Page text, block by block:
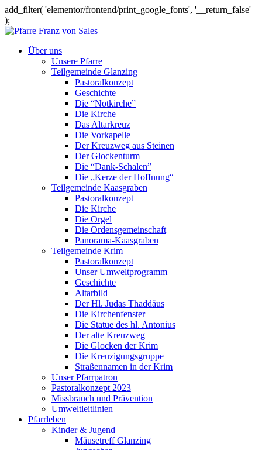
add_filter( 'elementor/frontend/print_google_fonts', '__return_false'
);
Über uns
Unsere Pfarre
Teilgemeinde Glanzing
Pastoralkonzept
Geschichte
Die “Notkirche”
Die Kirche
Das Altarkreuz
Die Vorkapelle
Der Kreuzweg aus Steinen
Der Glockenturm
Die “Dank-Schalen”
Die „Kerze der Hoffnung“
Teilgemeinde Kaasgraben
Pastoralkonzept
Die Kirche
Die Orgel
Die Ordensgemeinschaft
Panorama-Kaasgraben
Teilgemeinde Krim
Pastoralkonzept
Unser Umweltprogramm
Geschichte
Altarbild
Der Hl. Judas Thaddäus
Die Kirchenfenster
Die Statue des hl. Antonius
Der alte Kreuzweg
Die Glocken der Krim
Die Kreuzigungsgruppe
Straßennamen in der Krim
Unser Pfarrpatron
Pastoralkonzept 2023
Missbrauch und Prävention
Umweltleitlinien
Pfarrleben
Kinder & Jugend
Mäusetreff Glanzing